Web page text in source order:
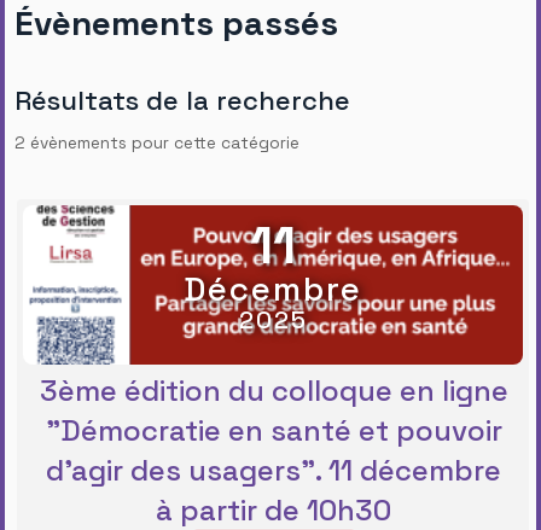
Évènements passés
Résultats de la recherche
2 évènements pour cette catégorie
11
Décembre
2025
3ème édition du colloque en ligne
"Démocratie en santé et pouvoir
d’agir des usagers". 11 décembre
à partir de 10h30